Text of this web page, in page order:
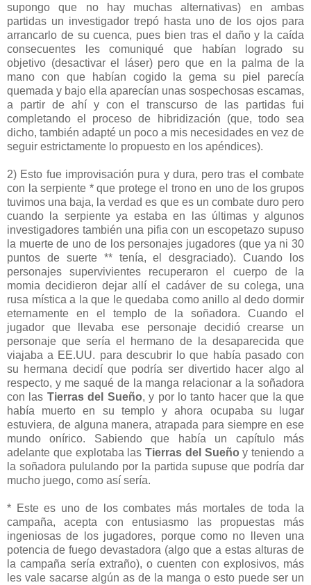
supongo que no hay muchas alternativas) en ambas
partidas un investigador trepó hasta uno de los ojos para
arrancarlo de su cuenca, pues bien tras el daño y la caída
consecuentes les comuniqué que habían logrado su
objetivo (desactivar el láser) pero que en la palma de la
mano con que habían cogido la gema su piel parecía
quemada y bajo ella aparecían unas sospechosas escamas,
a partir de ahí y con el transcurso de las partidas fui
completando el proceso de hibridización (que, todo sea
dicho, también adapté un poco a mis necesidades en vez de
seguir estrictamente lo propuesto en los apéndices).
2) Esto fue improvisación pura y dura, pero tras el combate
con la serpiente * que protege el trono en uno de los grupos
tuvimos una baja, la verdad es que es un combate duro pero
cuando la serpiente ya estaba en las últimas y algunos
investigadores también una pifia con un escopetazo supuso
la muerte de uno de los personajes jugadores (que ya ni 30
puntos de suerte ** tenía, el desgraciado). Cuando los
personajes supervivientes recuperaron el cuerpo de la
momia decidieron dejar allí el cadáver de su colega, una
rusa mística a la que le quedaba como anillo al dedo dormir
eternamente en el templo de la soñadora. Cuando el
jugador que llevaba ese personaje decidió crearse un
personaje que sería el hermano de la desaparecida que
viajaba a EE.UU. para descubrir lo que había pasado con
su hermana decidí que podría ser divertido hacer algo al
respecto, y me saqué de la manga relacionar a la soñadora
con las Tierras del Sueño, y por lo tanto hacer que la que
había muerto en su templo y ahora ocupaba su lugar
estuviera, de alguna manera, atrapada para siempre en ese
mundo onírico. Sabiendo que había un capítulo más
adelante que explotaba lasTierras del Sueño y teniendo a
la soñadora pululando por la partida supuse que podría dar
mucho juego, como así sería.
* Este es uno de los combates más mortales de toda la
campaña, acepta con entusiasmo las propuestas más
ingeniosas de los jugadores, porque como no lleven una
potencia de fuego devastadora (algo que a estas alturas de
la campaña sería extraño), o cuenten con explosivos, más
les vale sacarse algún as de la manga o esto puede ser un